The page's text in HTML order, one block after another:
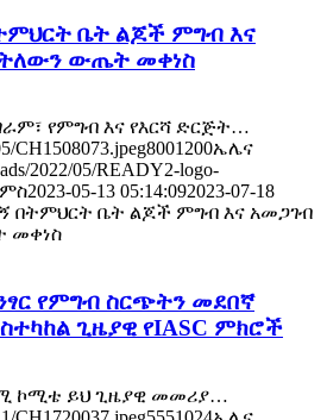
ቤት ልጆች ምግብ እና
ውጤት መቀነስ
የምግብ እና የእርሻ ድርጅት…
8001200ኤሌና
2022/05/READY2-logo-
2023-05-13 05:14:092023-07-18
በትምህርት ቤት ልጆች ምግብ እና አመጋገብ
መቀነስ
የምግብ ስርጭትን መደበኛ
ጊዜያዊ የIASC ምክሮች
ኮሚቴ ይህ ጊዜያዊ መመሪያ…